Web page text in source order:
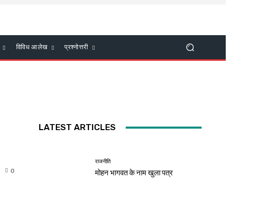
विविध आलेख प्रश्नोत्तरी
0
LATEST ARTICLES
राजनीति
मोहन भागवत के नाम खुला पत्र